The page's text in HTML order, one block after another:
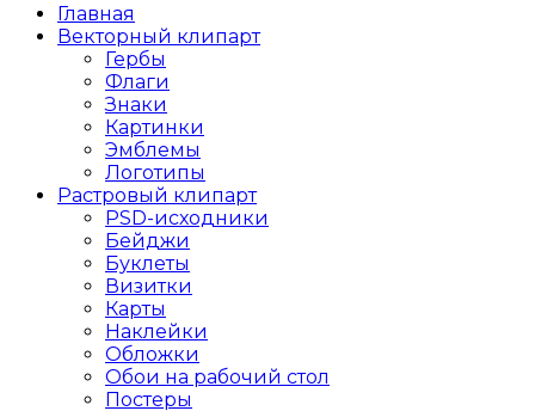
Главная
Векторный клипарт
Гербы
Флаги
Знаки
Картинки
Эмблемы
Логотипы
Растровый клипарт
PSD-исходники
Бейджи
Буклеты
Визитки
Карты
Наклейки
Обложки
Обои на рабочий стол
Постеры